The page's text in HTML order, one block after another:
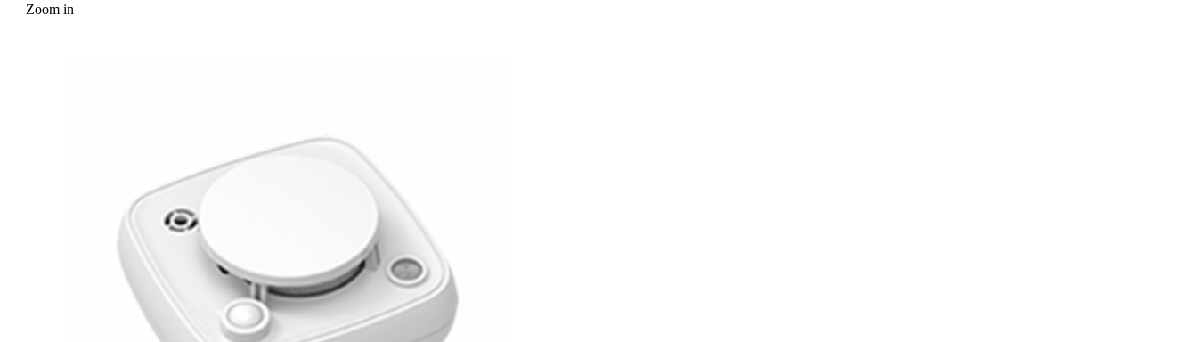
Zoom in